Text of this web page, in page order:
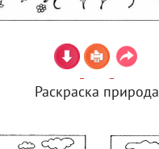
Раскраска природа